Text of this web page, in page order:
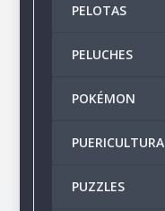
PELOTAS
PELUCHES
POKÉMON
PUERICULTURA
PUZZLES